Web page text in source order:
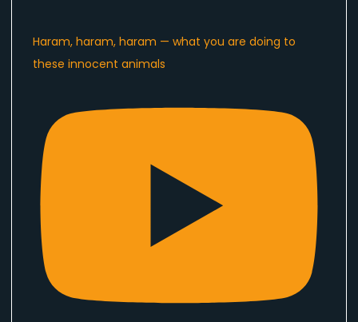
Haram, haram, haram — what you are doing to
these innocent animals